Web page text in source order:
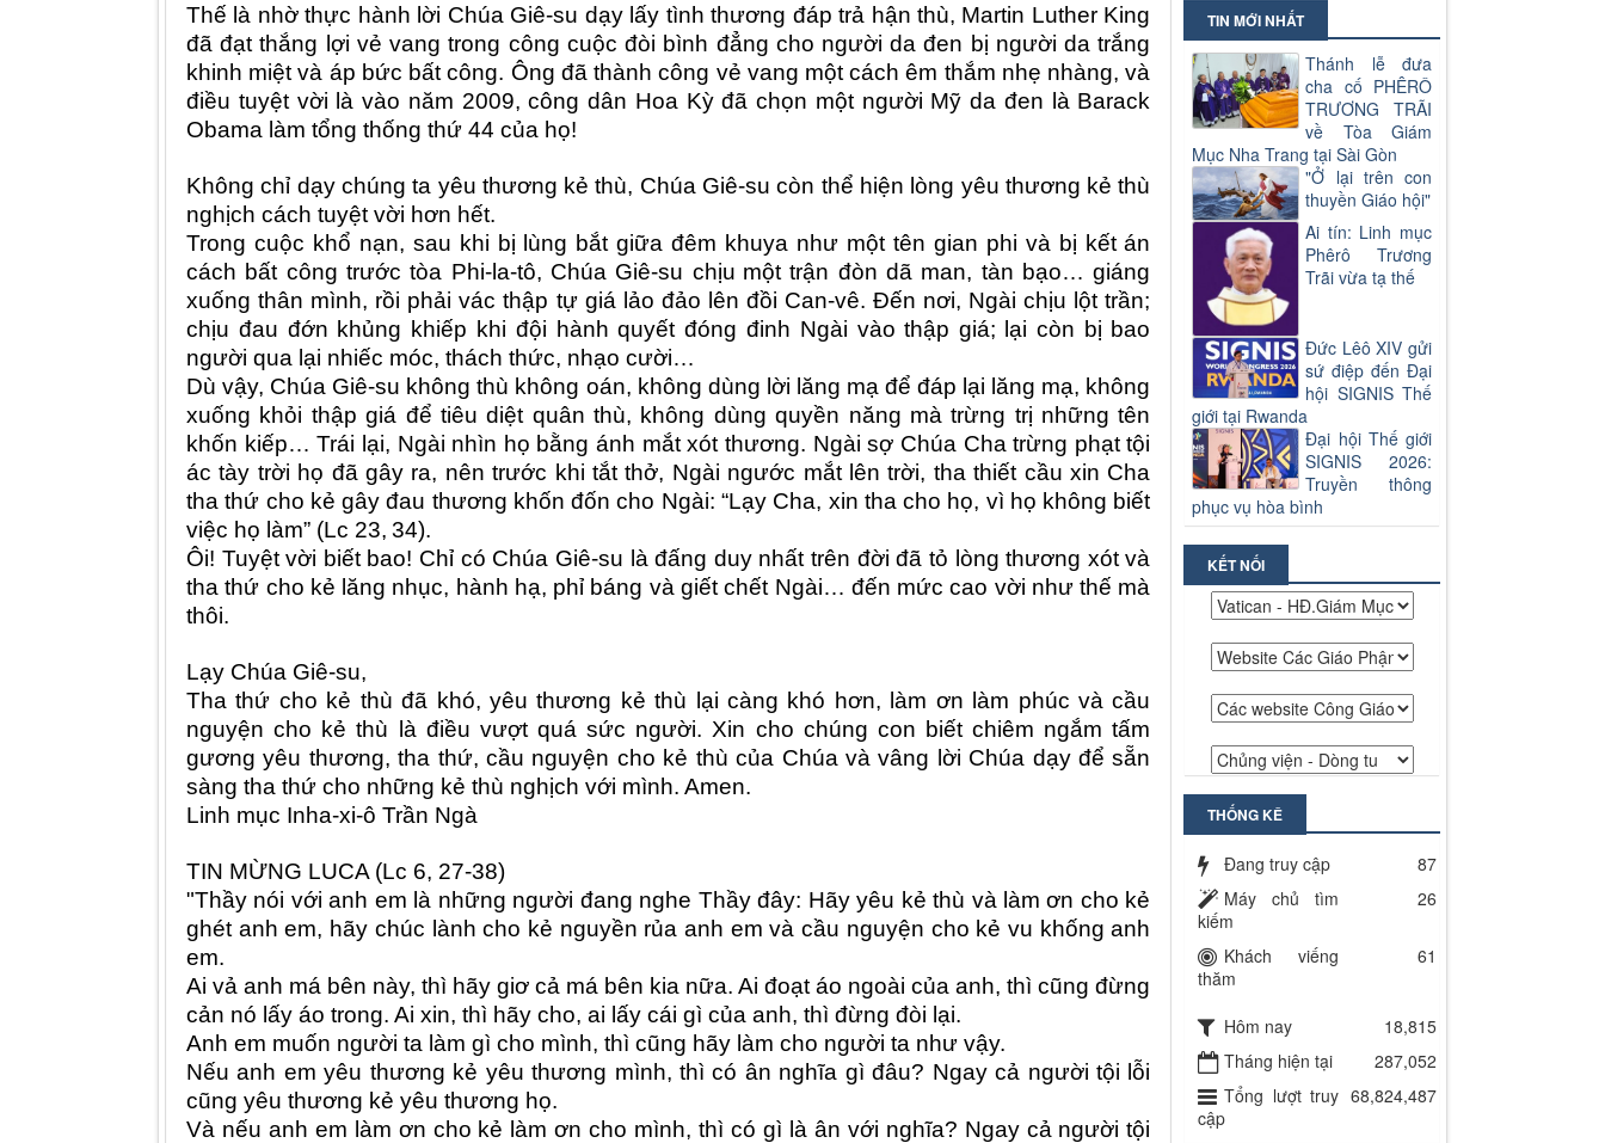
Thế là nhờ thực hành lời Chúa Giê-su dạy lấy tình thương đáp trả hận thù, Martin Luther King
đã đạt thắng lợi vẻ vang trong công cuộc đòi bình đẳng cho người da đen bị người da trắng
khinh miệt và áp bức bất công. Ông đã thành công vẻ vang một cách êm thắm nhẹ nhàng, và
điều tuyệt vời là vào năm 2009, công dân Hoa Kỳ đã chọn một người Mỹ da đen là Barack
Obama làm tổng thống thứ 44 của họ!
Không chỉ dạy chúng ta yêu thương kẻ thù, Chúa Giê-su còn thể hiện lòng yêu thương kẻ thù
nghịch cách tuyệt vời hơn hết.
Trong cuộc khổ nạn, sau khi bị lùng bắt giữa đêm khuya như một tên gian phi và bị kết án
cách bất công trước tòa Phi-la-tô, Chúa Giê-su chịu một trận đòndã man, tàn bạo… giáng
xuống thân mình, rồi phải vác thập tự giá lảo đảo lên đồi Can-vê. Đến nơi, Ngàichịu lột trần;
chịu đau đớn khủng khiếp khi đội hành quyếtđóng đinh Ngài vào thập giá; lại còn bị bao
người qua lại nhiếc móc, thách thức, nhạo cười…
Dù vậy, Chúa Giê-su không thù không oán, không dùng lời lăng mạ để đáp lại lăng mạ, không
xuống khỏi thập giá để tiêu diệt quân thù, không dùng quyền năng mà trừng trị những tên
khốn kiếp… Trái lại, Ngài nhìn họ bằng ánh mắt xót thương. Ngài sợ Chúa Cha trừng phạt tội
ác tày trời họ đã gây ra, nêntrước khi tắt thở, Ngài ngước mắt lên trời, tha thiết cầuxin Cha
tha thứ cho kẻ gây đau thương khốn đốn cho Ngài: “Lạy Cha, xin tha cho họ, vì họ không biết
việc họ làm” (Lc 23, 34).
Ôi! Tuyệt vời biết bao! Chỉ có Chúa Giê-su là đấng duy nhất trên đời đã tỏ lòng thương xótvà
tha thứ cho kẻ lăng nhục, hành hạ, phỉ báng và giết chết Ngài… đến mứccao vời như thế mà
thôi.
Lạy Chúa Giê-su,
Tha thứ cho kẻ thù đã khó, yêu thương kẻ thù lại càng khó hơn, làm ơn làm phúc và cầu
nguyện cho kẻ thù là điều vượt quá sức người. Xin cho chúng con biết chiêm ngắm tấm
gương yêu thương, tha thứ, cầu nguyện cho kẻ thù của Chúa và vâng lời Chúa dạy để sẵn
sàng tha thứ cho những kẻ thù nghịch với mình. Amen.
Linh mục Inha-xi-ô Trần Ngà
TIN MỪNG LUCA (Lc 6, 27-38)
"Thầy nói với anh em là những người đang nghe Thầy đây: Hãy yêu kẻ thù và làm ơn cho kẻ
ghét anh em, hãy chúc lành cho kẻ nguyền rủa anh em và cầu nguyện cho kẻ vu khống anh
em.
Ai vả anh má bên này, thì hãy giơ cả má bên kia nữa. Ai đoạt áo ngoài của anh, thì cũng đừng
cản nó lấy áo trong. Ai xin, thì hãy cho, ai lấy cái gì của anh, thì đừng đòi lại.
Anh em muốn người ta làm gì cho mình, thì cũng hãy làm cho người ta như vậy.
Nếu anh em yêu thương kẻ yêu thương mình, thì có ân nghĩa gì đâu? Ngay cả người tội lỗi
cũng yêu thương kẻ yêu thương họ.
Và nếu anh em làm ơn cho kẻ làm ơn cho mình, thì có gì là ân với nghĩa? Ngay cả người tội
TIN MỚI NHẤT
Thánh lễ đưa
cha cố PHÊRÔ
TRƯƠNG TRÃI
về Tòa Giám
Mục Nha Trang tại Sài Gòn
"Ở lại trên con
thuyền Giáo hội"
Ai tín: Linh mục
Phêrô Trương
Trãi vừa tạ thế
Đức Lêô XIV gửi
sứ điệp đến Đại
hội SIGNIS Thế
giới tại Rwanda
Đại hội Thế giới
SIGNIS 2026:
Truyền thông
phục vụ hòa bình
KẾT NỐI
THỐNG KÊ
Đang truy cập
87
Máy chủ tìm
kiếm
26
Khách viếng
thăm
61
Hôm nay
18,815
Tháng hiện tại
287,052
Tổng lượt truy
cập
68,824,487